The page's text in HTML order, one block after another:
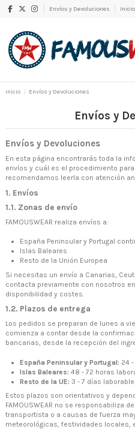
Envíos y Devoluciones Inicio
Inicio Envíos y Devoluciones
Envíos y
Envíos y Devoluciones
En esta página encontrarás toda la
envíos y cuál es el procedimiento
recomendamos leerla con atención
1. Envíos
1.1. Zonas de envío
FAMOUSWEAR realiza envíos a:
España Peninsular y Portugal
Islas Baleares
Resto de la Unión Europea
Si necesitas un envío a Canarias,
contacta previamente con nosotros en
disponibilidad y costes.
1.2. Plazos de entrega
Los pedidos se preparan de lunes a
comienza a contar desde la
bancarias, desde la recepción del
España Peninsular y Portugal: 24
Islas Baleares: 48 - 72 horas
Resto de la UE: 3 - 7 días
Estos plazos son orientativos y
FAMOUSWEAR no se responsabiliza
transportista o a causas de fuerza
meteorológicas, festividades locales,